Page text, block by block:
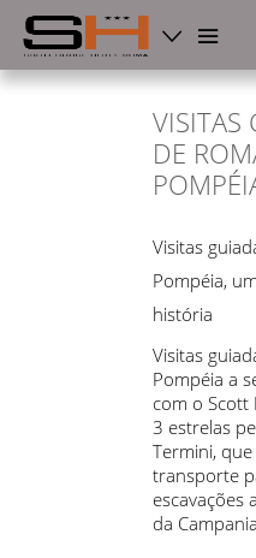
VISITAS
DE
Visitas
Pompéia,
história
Visitas
Pompéia a
com o Scott
3 estrelas
Termini,
transporte
escavações
da